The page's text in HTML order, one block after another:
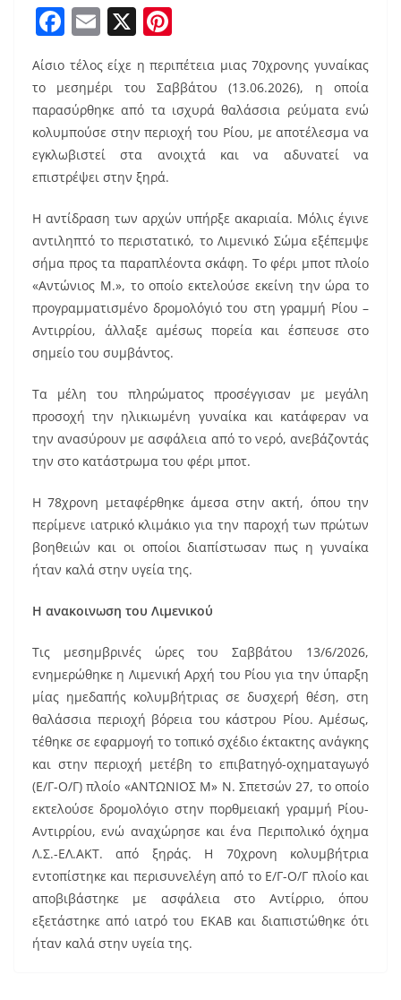
F
a
c
e
b
o
o
k
E
m
ai
l
X
nt
er
e
st
Αίσιο τέλος είχε η περιπέτεια μιας 70χρονης γυναίκας
το μεσημέρι του Σαββάτου (13.06.2026), η οποία
παρασύρθηκε από τα ισχυρά θαλάσσια ρεύματα ενώ
κολυμπούσε στην περιοχή του Ρίου, με αποτέλεσμα να
εγκλωβιστεί στα ανοιχτά και να αδυνατεί να
επιστρέψει στην ξηρά.
Η αντίδραση των αρχών υπήρξε ακαριαία. Μόλις έγινε
αντιληπτό το περιστατικό, το Λιμενικό Σώμα εξέπεμψε
σήμα προς τα παραπλέοντα σκάφη. Το φέρι μποτ πλοίο
«Αντώνιος Μ.», το οποίο εκτελούσε εκείνη την ώρα το
προγραμματισμένο δρομολόγιό του στη γραμμή Ρίου –
Αντιρρίου, άλλαξε αμέσως πορεία και έσπευσε στο
σημείο του συμβάντος.
Τα μέλη του πληρώματος προσέγγισαν με μεγάλη
προσοχή την ηλικιωμένη γυναίκα και κατάφεραν να
την ανασύρουν με ασφάλεια από το νερό, ανεβάζοντάς
την στο κατάστρωμα του φέρι μποτ.
Η 78χρονη μεταφέρθηκε άμεσα στην ακτή, όπου την
περίμενε ιατρικό κλιμάκιο για την παροχή των πρώτων
βοηθειών και οι οποίοι διαπίστωσαν πως η γυναίκα
ήταν καλά στην υγεία της.
Η ανακοινωση του Λιμενικού
Τις μεσημβρινές ώρες του Σαββάτου 13/6/2026,
ενημερώθηκε η Λιμενική Αρχή του Ρίου για την ύπαρξη
μίας ημεδαπής κολυμβήτριας σε δυσχερή θέση, στη
θαλάσσια περιοχή βόρεια του κάστρου Ρίου. Αμέσως,
τέθηκε σε εφαρμογή το τοπικό σχέδιο έκτακτης ανάγκης
και στην περιοχή μετέβη το επιβατηγό-οχηματαγωγό
(Ε/Γ-Ο/Γ) πλοίο «ΑΝΤΩΝΙΟΣ Μ» Ν. Σπετσών 27, το οποίο
εκτελούσε δρομολόγιο στην πορθμειακή γραμμή Ρίου-
Αντιρρίου, ενώ αναχώρησε και ένα Περιπολικό όχημα
Λ.Σ.-ΕΛ.ΑΚΤ. από ξηράς. Η 70χρονη κολυμβήτρια
εντοπίστηκε και περισυνελέγη από το Ε/Γ-Ο/Γ πλοίο και
αποβιβάστηκε με ασφάλεια στο Αντίρριο, όπου
εξετάστηκε από ιατρό του ΕΚΑΒ και διαπιστώθηκε ότι
ήταν καλά στην υγεία της.